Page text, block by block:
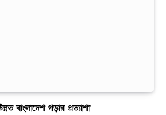
বাংলাদেশ গড়ার প্রত্যাশা